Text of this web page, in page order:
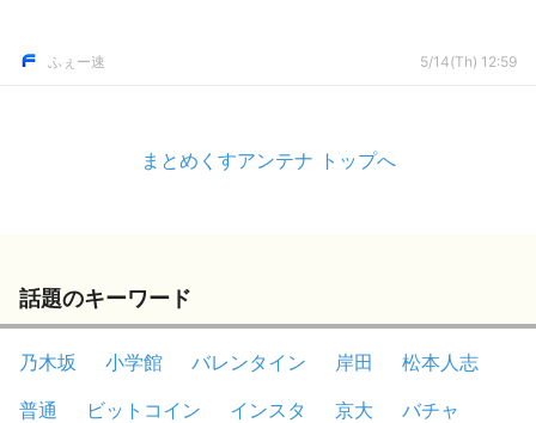
ふぇー速 5/14(Th) 12:59
まとめくすアンテナ トップへ
話題のキーワード
乃木坂 小学館 バレンタイン 岸田
松本人志
普通
ビットコイン インスタ 京大
バチャ